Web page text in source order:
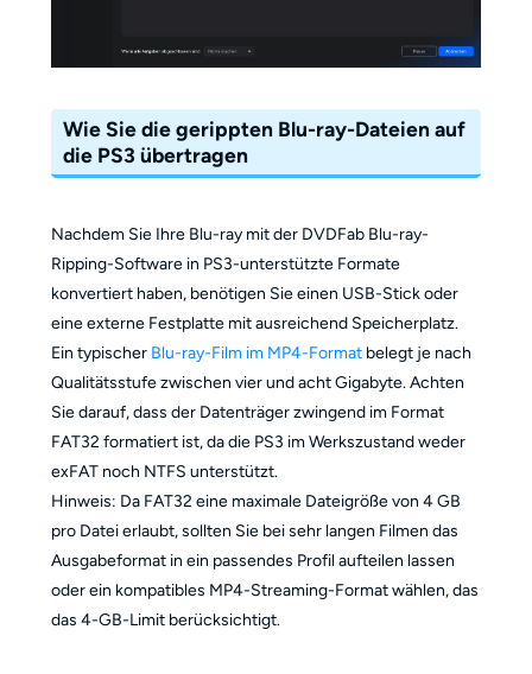
Wie Sie die gerippten Blu-ray-Dateien auf
die PS3 übertragen
Nachdem Sie Ihre Blu-ray mit der DVDFab Blu-ray-
Ripping-Software in PS3-unterstützte Formate
konvertiert haben, benötigen Sie einen USB-Stick oder
eine externe Festplatte mit ausreichend Speicherplatz.
Ein typischer Blu-ray-Film im MP4-Formatbelegt je nach
Qualitätsstufe zwischen vier und acht Gigabyte. Achten
Sie darauf, dass der Datenträger zwingend im Format
FAT32 formatiert ist, da die PS3 im Werkszustand weder
exFAT noch NTFS unterstützt.
Hinweis: Da FAT32 eine maximale Dateigröße von 4 GB
pro Datei erlaubt, sollten Sie bei sehr langen Filmen das
Ausgabeformat in ein passendes Profil aufteilen lassen
oder ein kompatibles MP4-Streaming-Format wählen, das
das 4-GB-Limit berücksichtigt.